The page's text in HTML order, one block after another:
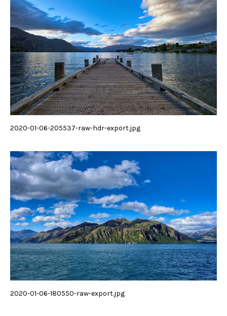
2020-01-06-205537-raw-hdr-export.jpg
2020-01-06-180550-raw-export.jpg